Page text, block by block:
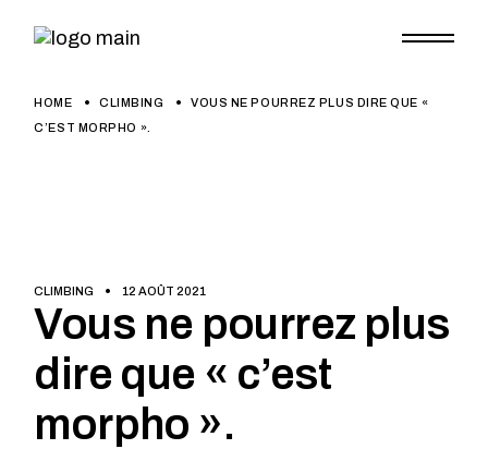
HOME CLIMBING
VOUS NE POURREZ PLUS DIRE QUE «
C’EST MORPHO ».
CLIMBING 12 AOÛT 2021
Vous ne pourrez plus
dire que « c’est
morpho ».